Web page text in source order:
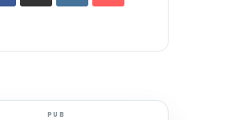
PUB